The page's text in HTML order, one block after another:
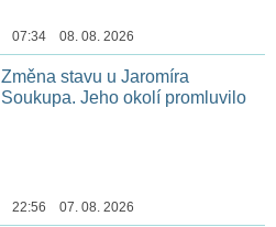
07:34 08. 08. 2026
Změna stavu u Jaromíra
Soukupa. Jeho okolí promluvilo
22:56 07. 08. 2026